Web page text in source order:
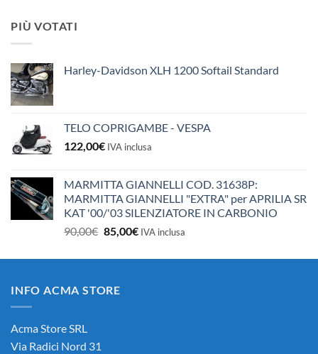
PIÙ VOTATI
Harley-Davidson XLH 1200 Softail Standard
TELO COPRIGAMBE - VESPA
122,00€ IVA inclusa
MARMITTA GIANNELLI COD. 31638P:
MARMITTA GIANNELLI "EXTRA" per APRILIA SR
KAT '00/'03 SILENZIATORE IN CARBONIO
90,00€ Il
originale
90,00€.
85,00€Il
attuale
IVA inclusa
INFO ACMA STORE
Acma Store SRL
Via Radici Nord 31